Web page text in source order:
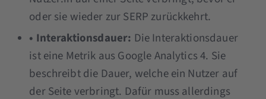
oder sie wieder zur SERP zurückkehrt.
• Interaktionsdauer: Die Interaktionsdauer
ist eine Metrik aus Google Analytics 4. Sie
beschreibt die Dauer, welche ein Nutzer auf
der Seite verbringt. Dafür muss allerdings